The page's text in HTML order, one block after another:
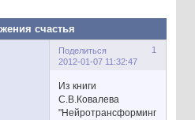
счастья
Поделиться
1
2012-01-07 11:32:47
Из книги
С.В.Ковалева
"Нейротрансформинг.